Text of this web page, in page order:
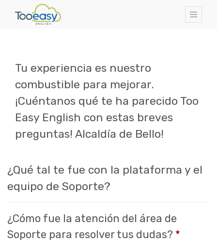
Tu experiencia es nuestro
combustible para mejorar.
¡Cuéntanos qué te ha parecido Too
Easy English con estas breves
preguntas! Alcaldía de Bello!
¿Qué tal te fue con la plataforma y el
equipo de Soporte?
¿Cómo fue la atención del área de
Soporte para resolver tus dudas? *